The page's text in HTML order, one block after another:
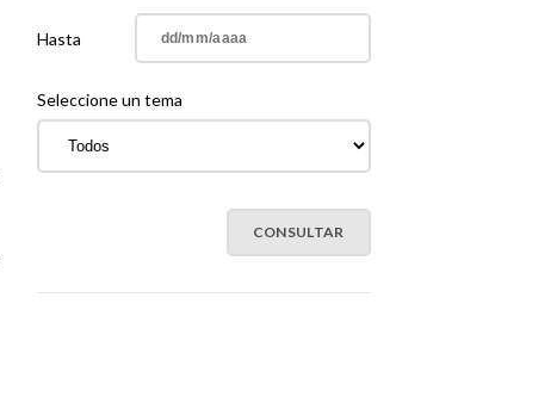
Hasta
Seleccione un tema